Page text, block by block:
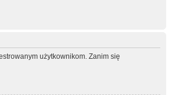
użytkownikom. Zanim się